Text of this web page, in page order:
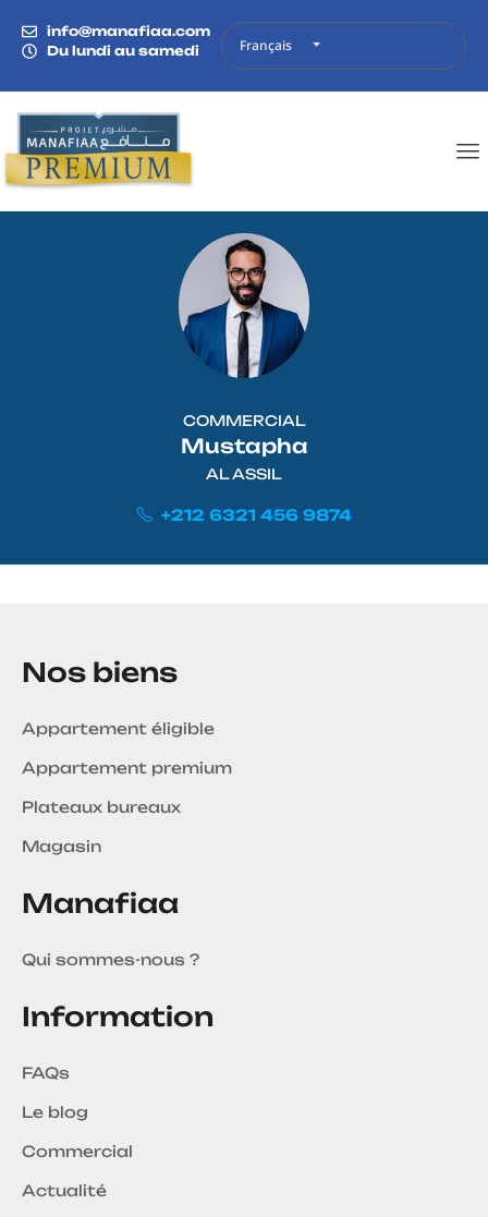
info@manafiaa.com
Du lundi au samedi
Français
COMMERCIAL
Mustapha
AL ASSIL
+212 6321 456 9874
Nos biens
Appartement éligible
Appartement premium
Plateaux bureaux
Magasin
Manafiaa
Qui sommes-nous ?
Information
FAQs
Le blog
Commercial
Actualité